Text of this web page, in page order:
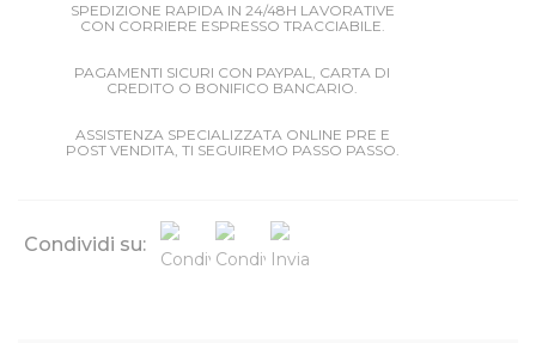
SPEDIZIONE RAPIDA IN 24/48H LAVORATIVE
CON CORRIERE ESPRESSO TRACCIABILE.
PAGAMENTI SICURI CON PAYPAL, CARTA DI
CREDITO O BONIFICO BANCARIO.
ASSISTENZA SPECIALIZZATA ONLINE PRE E
POST VENDITA, TI SEGUIREMO PASSO PASSO.
Condividi su: